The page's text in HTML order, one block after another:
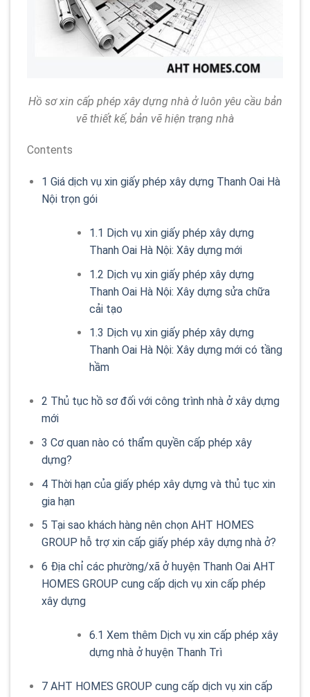
Hồ sơ xin cấp phép xây dựng nhà ở luôn yêu cầu bản
vẽ thiết kế, bản vẽ hiện trạng nhà
Contents
1 Giá dịch vụ xin giấy phép xây dựng Thanh Oai Hà
Nội trọn gói
1.1 Dịch vụ xin giấy phép xây dựng
Thanh Oai Hà Nội: Xây dựng mới
1.2 Dịch vụ xin giấy phép xây dựng
Thanh Oai Hà Nội: Xây dựng sửa chữa
cải tạo
1.3 Dịch vụ xin giấy phép xây dựng
Thanh Oai Hà Nội: Xây dựng mới có tầng
hầm
2 Thủ tục hồ sơ đối với công trình nhà ở xây dựng
mới
3 Cơ quan nào có thẩm quyền cấp phép xây
dựng?
4Thời hạn của giấy phép xây dựng và thủ tục xin
gia hạn
5 Tại sao khách hàng nên chọn AHT HOMES
GROUP hỗ trợ xin cấp giấy phép xây dựng nhà ở?
6 Địa chỉ các phường/xã ở huyện Thanh Oai AHT
HOMES GROUP cung cấp dịch vụ xin cấp phép
xây dựng
6.1 Xem thêm Dịch vụ xin cấp phép xây
dựng nhà ở huyện Thanh Trì
7AHT HOMES GROUP cung cấp dịch vụ xin cấp